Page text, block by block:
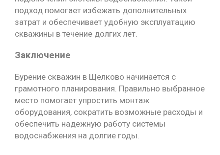
подход помогает избежать дополнительных
затрат и обеспечивает удобную эксплуатацию
скважины в течение долгих лет.
Заключение
Бурение скважин в Щелково начинается с
грамотного планирования. Правильно выбранное
место помогает упростить монтаж
оборудования, сократить возможные расходы и
обеспечить надежную работу системы
водоснабжения на долгие годы.